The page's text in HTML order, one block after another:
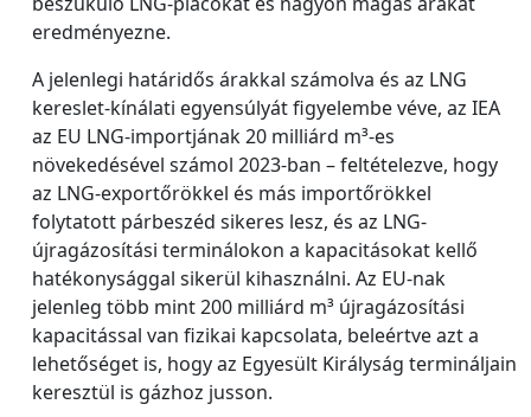
eredményezne.
A jelenlegi határidős árakkal számolva és az LNG
kereslet-kínálati egyensúlyát figyelembe véve, az IEA
az EU LNG-importjának 20 milliárd m³-es
növekedésével számol 2023-ban – feltételezve, hogy
az LNG-exportőrökkel és más importőrökkel
folytatott párbeszéd sikeres lesz, és az LNG-
újragázosítási terminálokon a kapacitásokat kellő
hatékonysággal sikerül kihasználni. Az EU-nak
jelenleg több mint 200 milliárd m³ újragázosítási
kapacitással van fizikai kapcsolata, beleértve azt a
lehetőséget is, hogy az Egyesült Királyság termináljain
keresztül is gázhoz jusson.